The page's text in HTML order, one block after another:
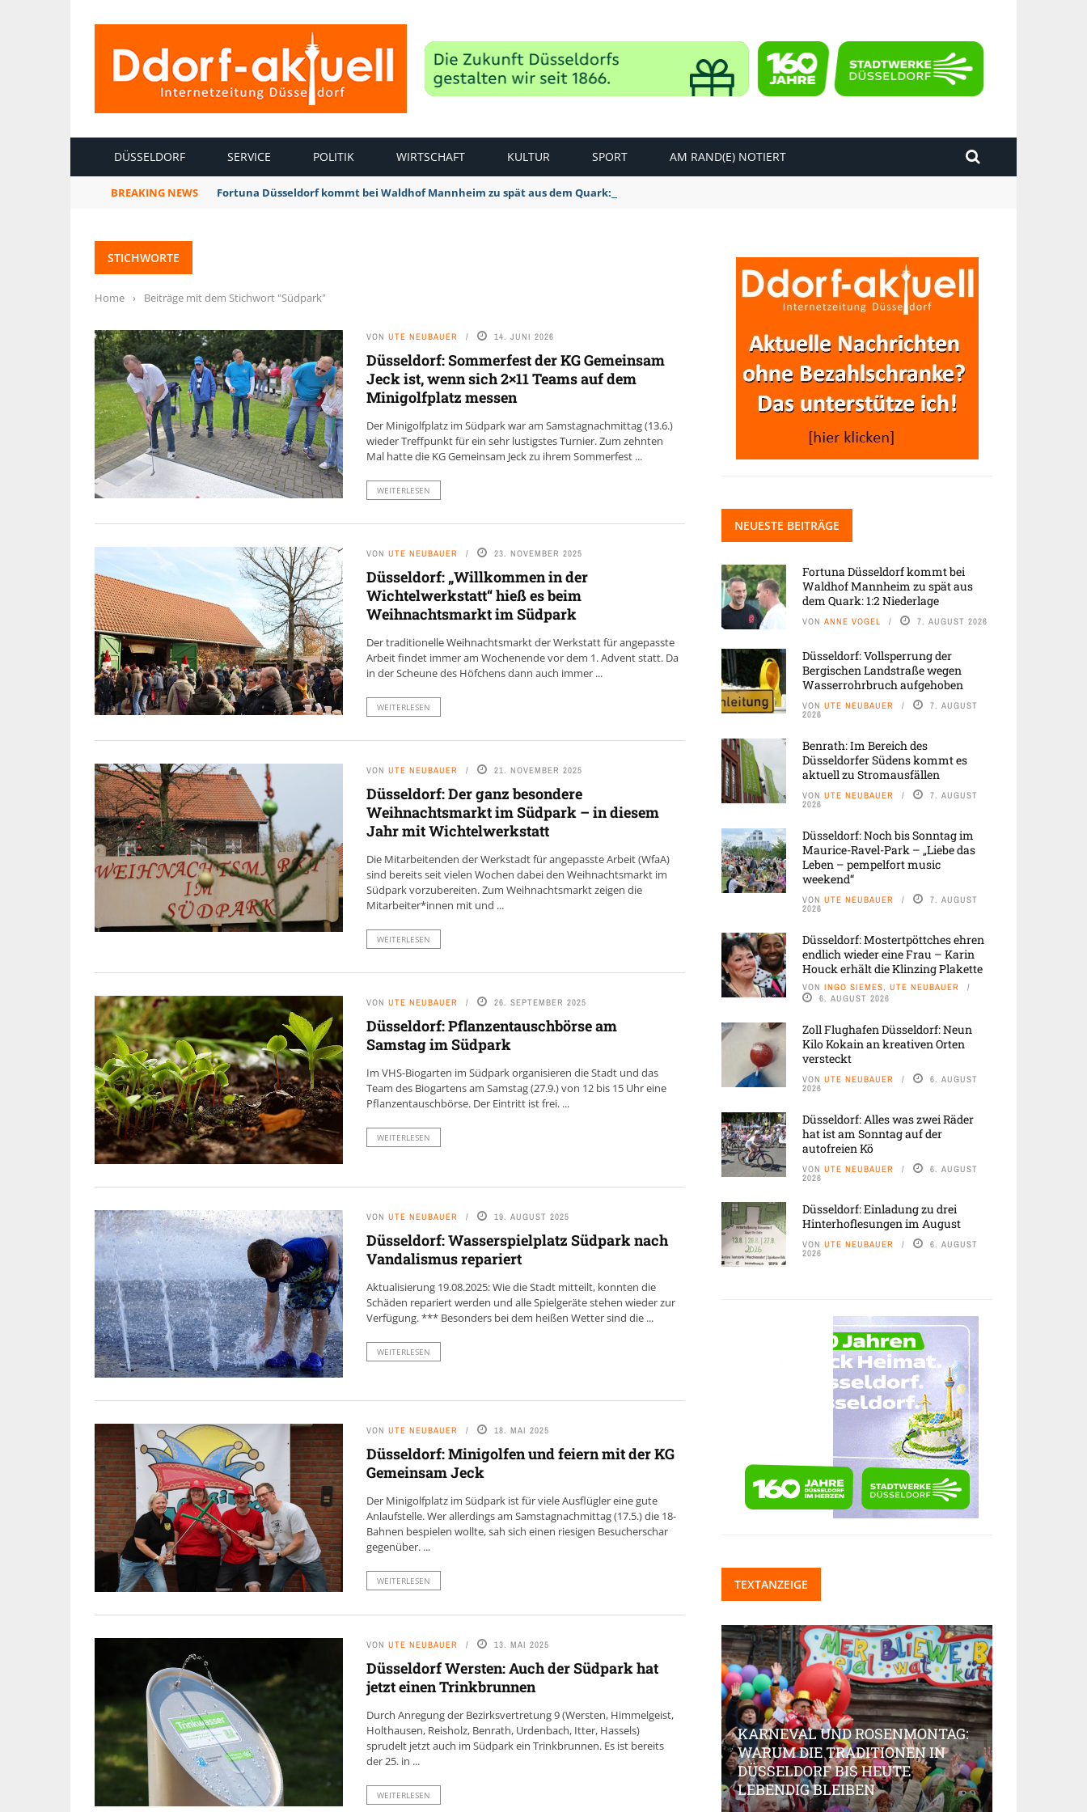
DÜSSELDORF SERVICE POLITIK WIRTSCHAFT KULTUR SPORT AM RAND(E) NOTIERT
BREAKING NEWS Fortuna Düsseldorf kommt bei Waldhof Mannheim zu spät aus dem Quark: 1:2 Niederlage
STICHWORTE
Home › Beiträge mit dem Stichwort "Südpark"
VON UTE NEUBAUER 14. JUNI 2026
Düsseldorf: Sommerfest der KG Gemeinsam
Jeck ist, wenn sich 2×11 Teams auf dem
Minigolfplatz messen
Der Minigolfplatz im Südpark war am Samstagnachmittag (13.6.)
wieder Treffpunkt für ein sehr lustigstes Turnier. Zum zehnten
Mal hatte die KG Gemeinsam Jeck zu ihrem Sommerfest ...
WEITERLESEN
VON UTE NEUBAUER 23. NOVEMBER 2025
Düsseldorf: „Willkommen in der
Wichtelwerkstatt“ hieß es beim
Weihnachtsmarkt im Südpark
Der traditionelle Weihnachtsmarkt der Werkstatt für angepasste
Arbeit findet immer am Wochenende vor dem 1. Advent statt. Da
in der Scheune des Höfchens dann auch immer ...
WEITERLESEN
VON UTE NEUBAUER 21. NOVEMBER 2025
Düsseldorf: Der ganz besondere
Weihnachtsmarkt im Südpark – in diesem
Jahr mit Wichtelwerkstatt
Die Mitarbeitenden der Werkstadt für angepasste Arbeit (WfaA)
sind bereits seit vielen Wochen dabei den Weihnachtsmarkt im
Südpark vorzubereiten. Zum Weihnachtsmarkt zeigen die
Mitarbeiter*innen mit und ...
WEITERLESEN
VON UTE NEUBAUER 26. SEPTEMBER 2025
Düsseldorf: Pflanzentauschbörse am
Samstag im Südpark
Im VHS-Biogarten im Südpark organisieren die Stadt und das
Team des Biogartens am Samstag (27.9.) von 12 bis 15 Uhr eine
Pflanzentauschbörse. Der Eintritt ist frei. ...
WEITERLESEN
VON UTE NEUBAUER 19. AUGUST 2025
Düsseldorf: Wasserspielplatz Südpark nach
Vandalismus repariert
Aktualisierung 19.08.2025: Wie die Stadt mitteilt, konnten die
Schäden repariert werden und alle Spielgeräte stehen wieder zur
Verfügung. *** Besonders bei dem heißen Wetter sind die ...
WEITERLESEN
VON UTE NEUBAUER 18. MAI 2025
Düsseldorf: Minigolfen und feiern mit der KG
Gemeinsam Jeck
Der Minigolfplatz im Südpark ist für viele Ausflügler eine gute
Anlaufstelle. Wer allerdings am Samstagnachmittag (17.5.) die 18-
Bahnen bespielen wollte, sah sich einen riesigen Besucherschar
gegenüber. ...
WEITERLESEN
VON UTE NEUBAUER 13. MAI 2025
Düsseldorf Wersten: Auch der Südpark hat
jetzt einen Trinkbrunnen
Durch Anregung der Bezirksvertretung 9 (Wersten, Himmelgeist,
Holthausen, Reisholz, Benrath, Urdenbach, Itter, Hassels)
sprudelt jetzt auch im Südpark ein Trinkbrunnen. Es ist bereits
der 25. in ...
WEITERLESEN
NEUESTE BEITRÄGE
Fortuna Düsseldorf kommt bei
Waldhof Mannheim zu spät aus
dem Quark: 1:2 Niederlage
VON ANNE VOGEL 7. AUGUST 2026
Düsseldorf: Vollsperrung der
Bergischen Landstraße wegen
Wasserrohrbruch aufgehoben
VON UTE NEUBAUER 7. AUGUST
2026
Benrath: Im Bereich des
Düsseldorfer Südens kommt es
aktuell zu Stromausfällen
VON UTE NEUBAUER 7. AUGUST
2026
Düsseldorf: Noch bis Sonntag im
Maurice-Ravel-Park – „Liebe das
Leben – pempelfort music
weekend“
VON UTE NEUBAUER 7. AUGUST
2026
Düsseldorf: Mostertpöttches ehren
endlich wieder eine Frau – Karin
Houck erhält die Klinzing Plakette
VON INGO SIEMES, UTE NEUBAUER
6. AUGUST 2026
Zoll Flughafen Düsseldorf: Neun
Kilo Kokain an kreativen Orten
versteckt
VON UTE NEUBAUER 6. AUGUST
2026
Düsseldorf: Alles was zwei Räder
hat ist am Sonntag auf der
autofreien Kö
VON UTE NEUBAUER 6. AUGUST
2026
Düsseldorf: Einladung zu drei
Hinterhoflesungen im August
VON UTE NEUBAUER 6. AUGUST
2026
TEXTANZEIGE
INDUSTRIELLER CHIC: WIE
KARNEVAL UND ROSENMONTAG:
WARUM DIE TRADITIONEN IN
DÜSSELDORF BIS HEUTE
LEBENDIG BLEIBEN